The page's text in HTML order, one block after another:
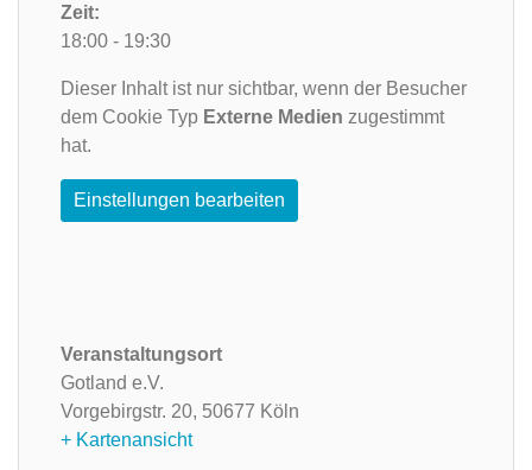
Zeit:
18:00 - 19:30
Dieser Inhalt ist nur sichtbar, wenn der Besucher
dem Cookie Typ Externe Medien zugestimmt
hat.
Einstellungen bearbeiten
Veranstaltungsort
Gotland e.V.
Vorgebirgstr. 20, 50677 Köln
+ Kartenansicht